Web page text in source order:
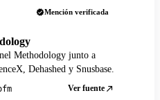
Mención verificada
Methodology junto a
Dehashed y Snusbase.
Ver fuente